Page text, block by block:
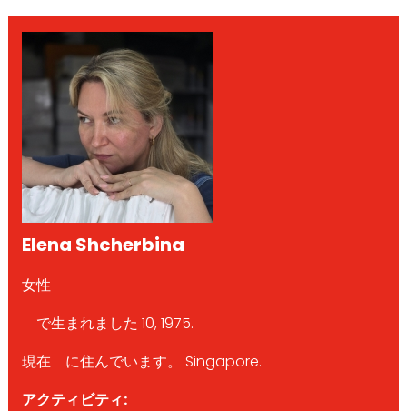
Elena Shcherbina
女性
で生まれました 10, 1975.
現在 に住んでいます。 Singapore.
アクティビティ: